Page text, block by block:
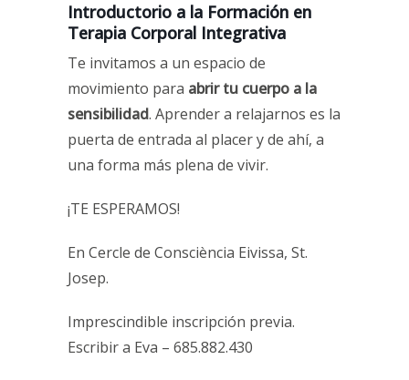
Introductorio a la Formación en
Terapia Corporal Integrativa
Te invitamos a un espacio de
movimiento para abrir tu cuerpo a la
sensibilidad. Aprender a relajarnos es la
puerta de entrada al placer y de ahí, a
una forma más plena de vivir.
¡TE ESPERAMOS!
En Cercle de Consciència Eivissa, St.
Josep.
Imprescindible inscripción previa.
Escribir a Eva – 685.882.430